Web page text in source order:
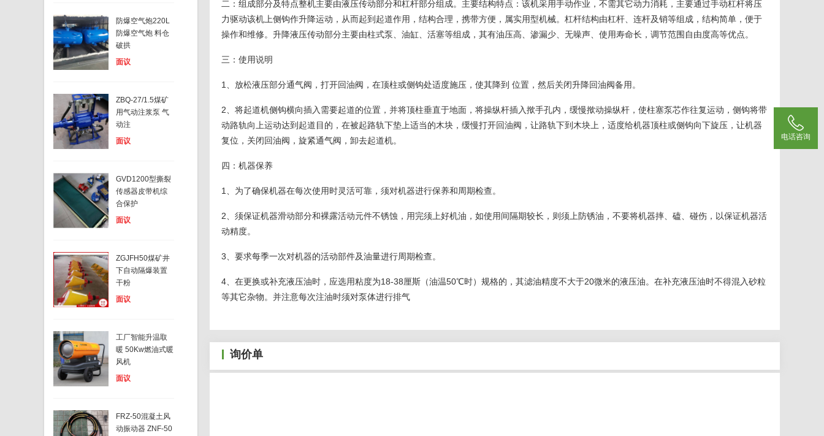
防爆空气炮220L
防爆空气炮 料仓
破拱
面议
ZBQ-27/1.5煤矿
用气动注浆泵 气
动注
面议
GVD1200型撕裂
传感器皮带机综
合保护
面议
ZGJFH50煤矿井
下自动隔爆装置
干粉
面议
工厂智能升温取
暖 50Kw燃油式暖
风机
面议
FRZ-50混凝土风
动振动器 ZNF-50
二：组成部分及特点整机主要由液压传动部分和杠杆部分组成。主要结构特点：该机采用手动作业，不需其它动力消耗，主要通过手动杠杆将压
力驱动该机上侧钩作升降运动，从而起到起道作用，结构合理，携带方便，属实用型机械。杠杆结构由杠杆、连杆及销等组成，结构简单，便于
操作和维修。升降液压传动部分主要由柱式泵、油缸、活塞等组成，其有油压高、渗漏少、无噪声、使用寿命长，调节范围自由度高等优点。
三：使用说明
1、放松液压部分通气阀，打开回油阀，在顶柱或侧钩处适度施压，使其降到 位置，然后关闭升降回油阀备用。
2、将起道机侧钩横向插入需要起道的位置，并将顶柱垂直于地面，将操纵杆插入揿手孔内，缓慢揿动操纵杆，使柱塞泵芯作往复运动，侧钩将带
动路轨向上运动达到起道目的，在被起路轨下垫上适当的木块，缓慢打开回油阀，让路轨下到木块上，适度给机器顶柱或侧钩向下旋压，让机器
复位，关闭回油阀，旋紧通气阀，卸去起道机。
四：机器保养
1、为了确保机器在每次使用时灵活可靠，须对机器进行保养和周期检查。
2、须保证机器滑动部分和裸露活动元件不锈蚀，用完须上好机油，如使用间隔期较长，则须上防锈油，不要将机器摔、磕、碰伤，以保证机器活
动精度。
3、要求每季一次对机器的活动部件及油量进行周期检查。
4、在更换或补充液压油时，应选用粘度为18-38厘斯（油温50℃时）规格的，其滤油精度不大于20微米的液压油。在补充液压油时不得混入砂粒
等其它杂物。并注意每次注油时须对泵体进行排气
询价单

电话咨询